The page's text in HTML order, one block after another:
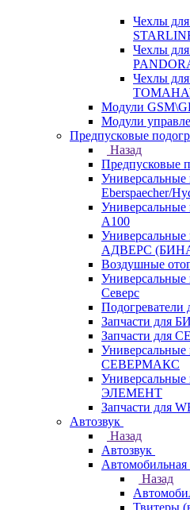
Чехлы для
Чехлы для
Чехлы для
Модули
Модули
Предпусковые
Назад
Предпусковые
Универсальные
Eberspaecher/
Универсальные
A100
Универсальные
АДВЕРС
Воздушные
Универсальные
Северс
Подогреватели
Запчасти для
Запчасти для
Универсальные
СЕВЕРМАКС
Универсальные
ЭЛЕМЕНТ
Запчасти для
Автозвук
Назад
Автозвук
Автомобильная
Назад
Твитеры